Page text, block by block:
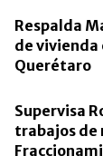
Respalda
de vivienda
Querétaro
Supervisa
trabajos de